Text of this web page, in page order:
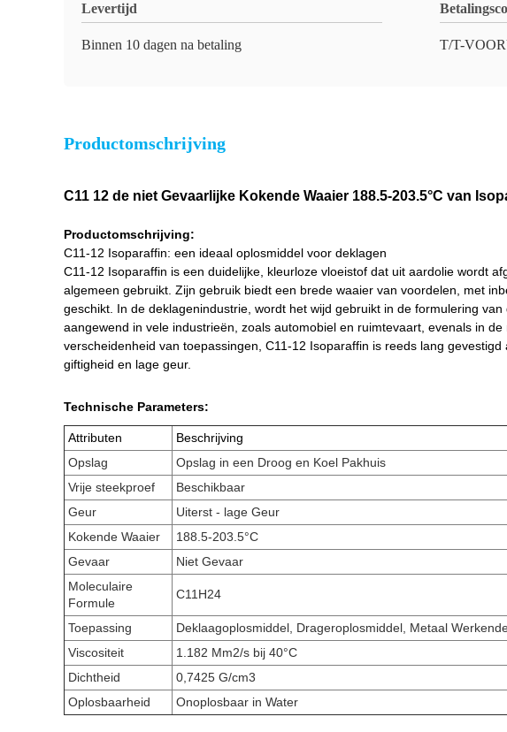
Levertijd
Binnen 10 dagen na betaling T/T-
Productomschrijving
C11 12 de niet Gevaarlijke Kokende Waaier 188.5-203.5°C van
Productomschrijving:
C11-12 Isoparaffin: een ideaal oplosmiddel voor deklagen
C11-12 Isoparaffin is een duidelijke, kleurloze vloeistof dat uit aardolie wordt
algemeen gebruikt. Zijn gebruik biedt een brede waaier van voordelen, met
geschikt. In de deklagenindustrie, wordt het wijd gebruikt in de formulering
aangewend in vele industrieën, zoals automobiel en ruimtevaart, evenals in
verscheidenheid van toepassingen, C11-12 Isoparaffin is reeds lang
giftigheid en lage geur.
Technische Parameters:
Attributen
Beschrijving
Opslag
Opslag in een Droog en Koel Pakhuis
Vrije steekproef
Beschikbaar
Geur
Uiterst - lage Geur
Kokende Waaier
188.5-203.5°C
Gevaar
Niet Gevaar
Moleculaire
Formule
C11H24
Toepassing
Deklaagoplosmiddel, Drageroplosmiddel, Metaal
Viscositeit
1.182 Mm2/s bij 40°C
Dichtheid
0,7425 G/cm3
Oplosbaarheid
Onoplosbaar in Water